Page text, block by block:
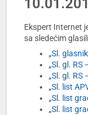
Ekspert Internet
sa sledećim
„Sl.
„Sl. gl. RS
„Sl. gl.
„Sl. list
„Sl. list
„Sl. list